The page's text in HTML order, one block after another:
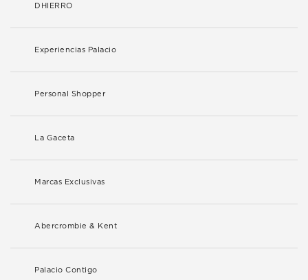
DHIERRO
Experiencias Palacio
Personal Shopper
La Gaceta
Marcas Exclusivas
Abercrombie & Kent
Palacio Contigo